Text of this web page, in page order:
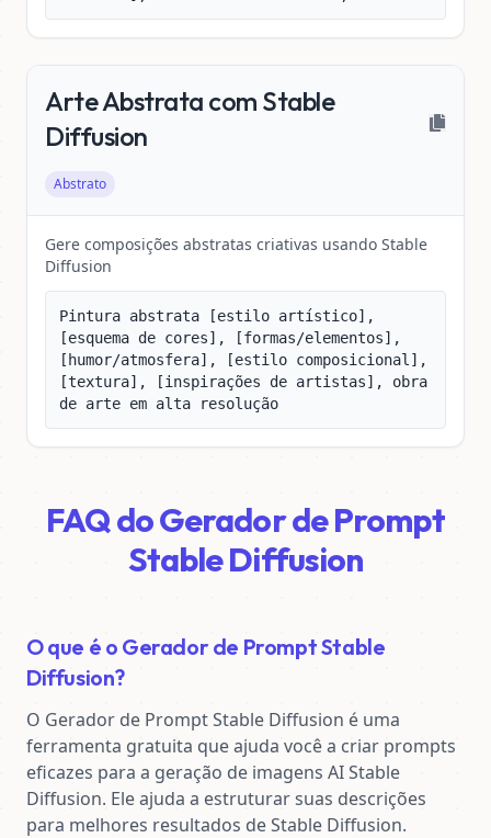
Arte Abstrata com Stable
Diffusion
Abstrato
Gere composições abstratas criativas usando Stable
Diffusion
Pintura abstrata [estilo artístico],
[esquema de cores], [formas/elementos],
[humor/atmosfera], [estilo composicional],
[textura], [inspirações de artistas], obra
de arte em alta resolução
FAQ do Gerador de Prompt
Stable Diffusion
O que é o Gerador de Prompt Stable
Diffusion?
O Gerador de Prompt Stable Diffusion é uma
ferramenta gratuita que ajuda você a criar prompts
eficazes para a geração de imagens AI Stable
Diffusion. Ele ajuda a estruturar suas descrições
para melhores resultados de Stable Diffusion.